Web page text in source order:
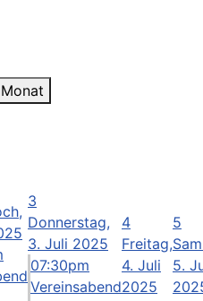
3
Donnerstag,
3. Juli 2025
07:30pm
Vereinsabend
4
Freitag,
4. Juli
2025
5
5.